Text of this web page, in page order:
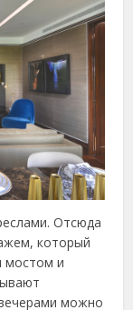
Отсюда
который
мостом и
можно